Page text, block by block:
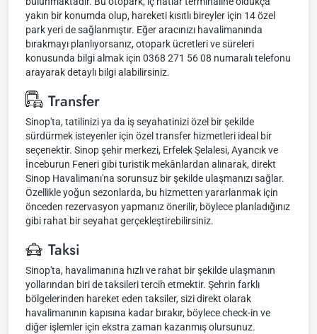
yakın bir konumda olup, hareketi kısıtlı bireyler için 14 özel
park yeri de sağlanmıştır. Eğer aracınızı havalimanında
bırakmayı planlıyorsanız, otopark ücretleri ve süreleri
konusunda bilgi almak için 0368 271 56 08 numaralı telefonu
arayarak detaylı bilgi alabilirsiniz.
Transfer
Sinop'ta, tatilinizi ya da iş seyahatinizi özel bir şekilde
sürdürmek isteyenler için özel transfer hizmetleri ideal bir
seçenektir. Sinop şehir merkezi, Erfelek Şelalesi, Ayancık ve
İnceburun Feneri gibi turistik mekânlardan alınarak, direkt
Sinop Havalimanı'na sorunsuz bir şekilde ulaşmanızı sağlar.
Özellikle yoğun sezonlarda, bu hizmetten yararlanmak için
önceden rezervasyon yapmanız önerilir, böylece planladığınız
gibi rahat bir seyahat gerçekleştirebilirsiniz.
Taksi
Sinop'ta, havalimanına hızlı ve rahat bir şekilde ulaşmanın
yollarından biri de taksileri tercih etmektir. Şehrin farklı
bölgelerinden hareket eden taksiler, sizi direkt olarak
havalimanının kapısına kadar bırakır, böylece check-in ve
diğer işlemler için ekstra zaman kazanmış olursunuz.